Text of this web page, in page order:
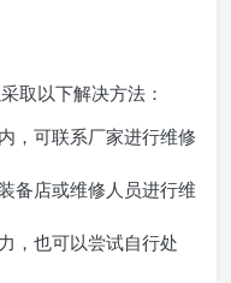
取以下解决方法：
，可联系厂家进行维修
备店或维修人员进行维
，也可以尝试自行处